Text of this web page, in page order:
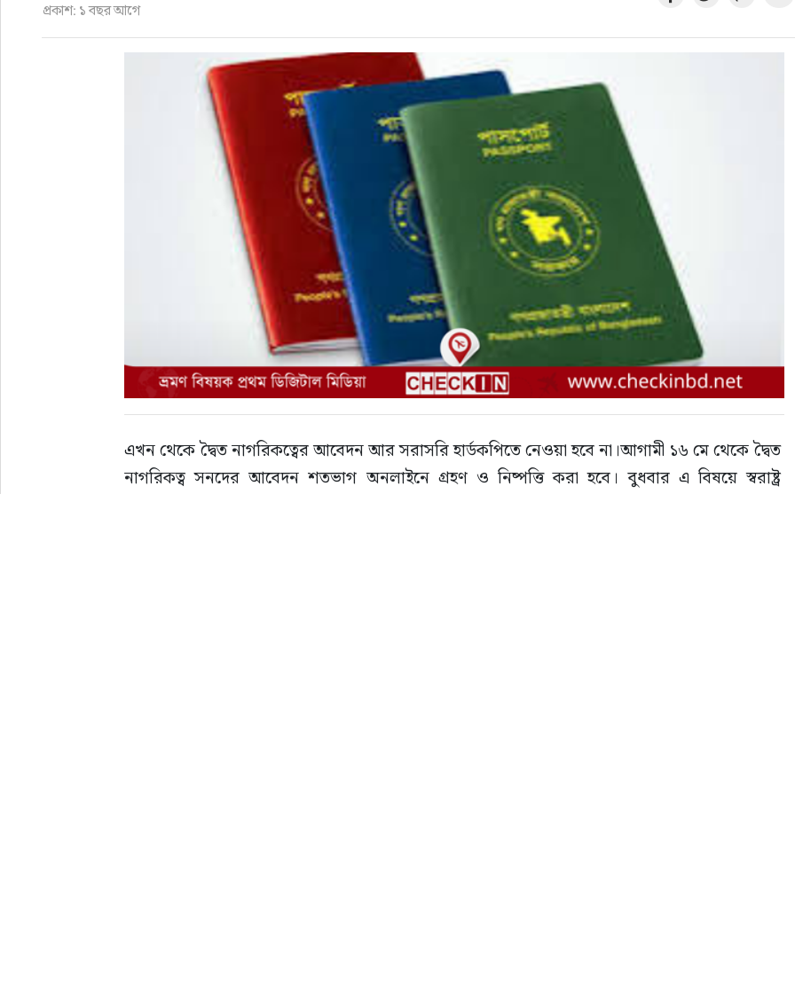
প্রকাশ: ১ বছর আগে
এখন থেকে দ্বৈত নাগরিকত্বের আবেদন আর সরাসরি হার্ডকপিতে নেওয়া হবে না।আগামী ১৬ মে থেকে দ্বৈত
নাগরিকত্ব সনদের আবেদন শতভাগ অনলাইনে গ্রহণ ও নিষ্পত্তি করা হবে। বুধবার এ বিষয়ে স্বরাষ্ট্র